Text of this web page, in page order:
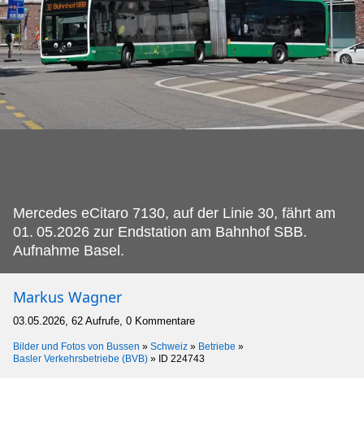
Mercedes eCitaro 7130, auf der Linie 30, fährt am
01. 05.2026 zur Endstation am Bahnhof SBB.
Aufnahme Basel.
Markus Wagner
03.05.2026, 62 Aufrufe, 0 Kommentare
Bilder und Fotos von Bussen » Schweiz » Betriebe »
Basler Verkehrsbetriebe (BVB) » ID 224743